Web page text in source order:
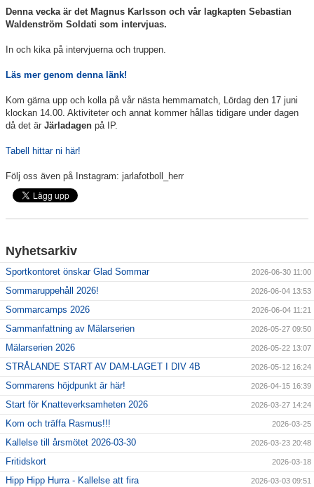
Sponsorer
Utbildningar
Styrelse och Årsmöte
Kalender
Kvalitetsklubb
Denna vecka är det Magnus Karlsson och vår lagkapten Sebastian
Waldenström Soldati som intervjuas.
In och kika på intervjuerna och truppen.
Läs mer genom denna länk!
Kom gärna upp och kolla på vår nästa hemmamatch, Lördag den 17 juni
klockan 14.00. Aktiviteter och annat kommer hållas tidigare under dagen
då det är Järladagen på IP.
Tabell hittar ni här!
Följ oss även på Instagram: jarlafotboll_herr
Nyhetsarkiv
Sportkontoret önskar Glad Sommar 2026-06-30 11:00
Sommaruppehåll 2026! 2026-06-04 13:53
Sommarcamps 2026 2026-06-04 11:21
Sammanfattning av Mälarserien 2026-05-27 09:50
Mälarserien 2026 2026-05-22 13:07
STRÅLANDE START AV DAM-LAGET I DIV 4B 2026-05-12 16:24
Sommarens höjdpunkt är här! 2026-04-15 16:39
Start för Knatteverksamheten 2026 2026-03-27 14:24
Kom och träffa Rasmus!!! 2026-03-25
Kallelse till årsmötet 2026-03-30 2026-03-23 20:48
Fritidskort 2026-03-18
Hipp Hipp Hurra - Kallelse att fira 2026-03-03 09:51